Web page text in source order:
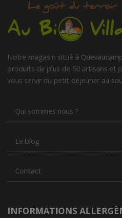
Notre magasin situé à
produits de plus de 50 artisans et
vous servir du petit déjeuner au
Qui sommes nous ?
Le blog
Contact
INFORMATIONS